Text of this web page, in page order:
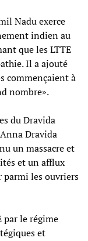
Nadu exerce
indien au
que les LTTE
Il a ajouté
commençaient à
nombre».
du Dravida
Dravida
un massacre et
et un afflux
parmi les ouvriers
par le régime
et